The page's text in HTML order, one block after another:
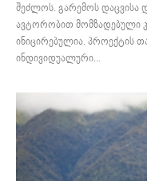
შეძლოს. გარემოს დაცვისა
ავტორობით მომზადებული
ინიცირებულია. პროექტის
ინდივიდუალური...